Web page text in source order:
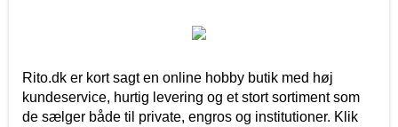
Rito.dk er kort sagt en online hobby butik med høj
kundeservice, hurtig levering og et stort sortiment som
de sælger både til private, engros og institutioner. Klik